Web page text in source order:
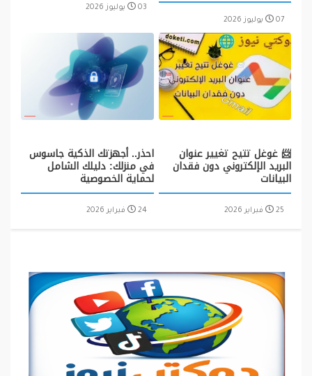
07 يوليوز 2026
03 يوليوز 2026
📨 غوغل تتيح تغيير عنوان
البريد الإلكتروني دون فقدان
البيانات
25 فبراير 2026
احذر.. أجهزتك الذكية جاسوس
في منزلك: دليلك الشامل
لحماية الخصوصية
24 فبراير 2026